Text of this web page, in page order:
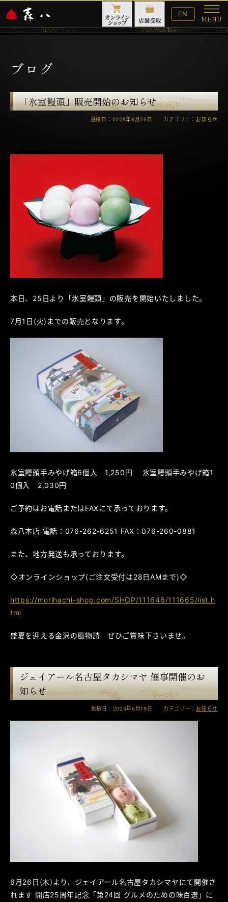
English
Website
EN
MENU
メ
ニ
ブログ
「氷室饅頭」販売開始のお知らせ
投稿日：2025年6月25日 カテゴリー： お知らせ
本日、25日より「氷室饅頭」の販売を開始いたしました。
7月1日(火)までの販売となります。
氷室饅頭手みやげ箱6個入 1,250円 氷室饅頭手みやげ箱1
0個入 2,030円
ご予約はお電話またはFAXにて承っております。
森八本店 電話：076-262-6251 FAX：076-260-0881
また、地方発送も承っております。
◇オンラインショップ(ご注文受付は28日AMまで)◇
https://morihachi-shop.com/SHOP/111646/111665/list.h
tml
盛夏を迎える金沢の風物詩 ぜひご賞味下さいませ。
ジェイアール名古屋タカシマヤ 催事開催のお
知らせ
投稿日：2025年6月19日 カテゴリー： お知らせ
6月26日(木)より、ジェイアール名古屋タカシマヤにて開催さ
れます 開店25周年記念「第24回 グルメのための味百選」に